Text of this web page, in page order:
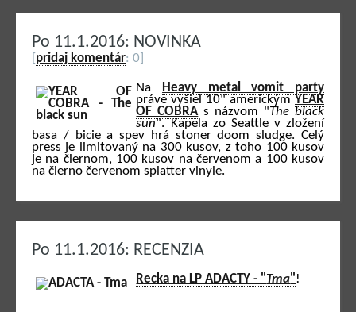
Po 11.1.2016: NOVINKA
pridaj komentár: 0]
Na
Heavy metal vomit party
práve vyšiel 10" americkýmYEAR
OF COBRAs názvom "The black
sun". Kapela zo Seattle v zložení
basa / bicie a spev hrá stoner doom sludge. Celý
press je limitovaný na 300 kusov, z toho 100 kusov
je na čiernom, 100 kusov na červenom a 100 kusov
na čierno červenom splatter vinyle.
Po 11.1.2016: RECENZIA
Recka na LP ADACTY - "Tma"!